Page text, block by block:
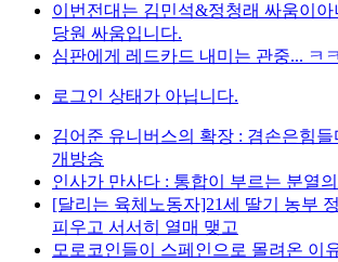
이번전대는 김민석&정청래 싸움이
당원 싸움입니다.
심판에게 레드카드 내미는 관중... ㅋㅋ
로그인 상태가 아닙니다.
김어준 유니버스의 확장 : 겸손은힘
개방송
인사가 만사다 : 통합이 부르는 분열
[달리는 육체노동자]21세 딸기 농부
피우고 서서히 열매 맺고
모로코인들이 스페인으로 몰려온 이